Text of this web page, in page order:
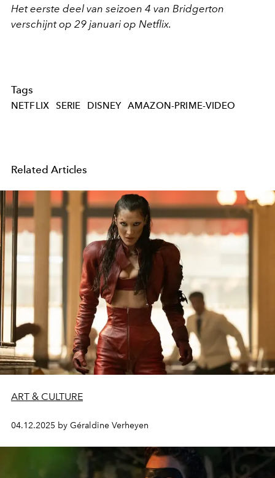
Het eerste deel van seizoen 4 van Bridgerton
verschijnt op 29 januari op Netflix.
Tags
NETFLIX SERIE DISNEY AMAZON-PRIME-VIDEO
Related Articles
ART & CULTURE
04.12.2025 by Géraldine Verheyen